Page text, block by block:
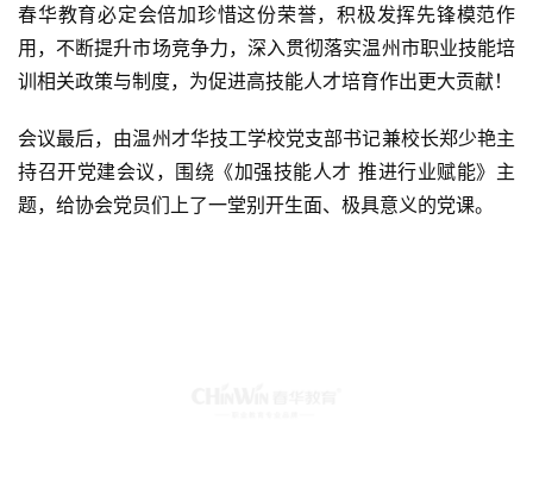
春华教育必定会倍加珍惜这份荣誉，积极发挥先锋模范作
用，不断提升市场竞争力，深入贯彻落实温州市职业技能培
训相关政策与制度，为促进高技能人才培育作出更大贡献！
会议最后，由温州才华技工学校党支部书记兼校长郑少艳主
持召开党建会议，围绕《加强技能人才 推进行业赋能》主
题，给协会党员们上了一堂别开生面、极具意义的党课。